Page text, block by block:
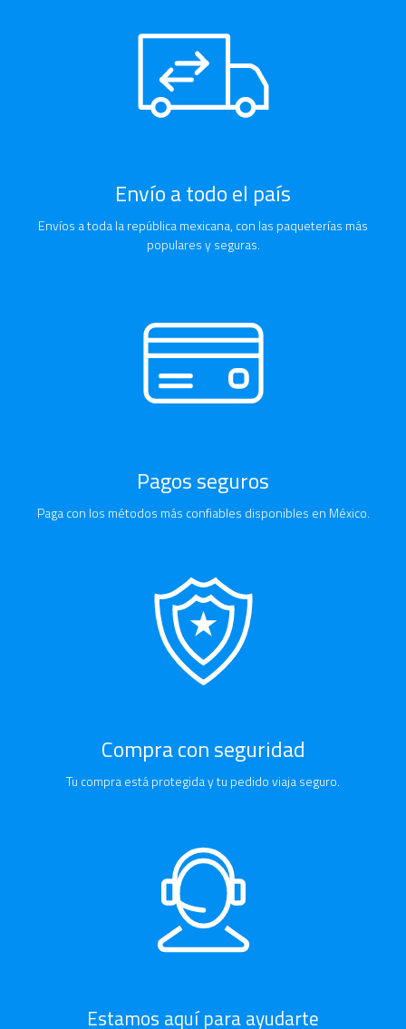
Envío a todo el país
Envíos a toda la república mexicana, con las paqueterías más
populares y seguras.
Pagos seguros
Paga con los métodos más confiables disponibles en México.
Compra con seguridad
Tu compra está protegida y tu pedido viaja seguro.
Estamos aquí para ayudarte